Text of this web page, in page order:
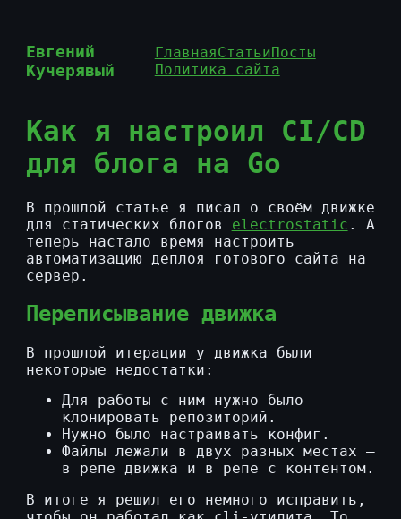
Евгений
Кучерявый
ГлавнаяСтатьиПосты
Политика сайта
Как я настроил CI/CD
для блога на Go
В прошлой статье я писал о своём движке
для статических блогов electrostatic . А
теперь настало время настроить
автоматизацию деплоя готового сайта на
сервер.
Переписывание движка
В прошлой итерации у движка были
некоторые недостатки:
Для работы с ним нужно было
клонировать репозиторий.
Нужно было настраивать конфиг.
Файлы лежали в двух разных местах —
в репе движка и в репе с контентом.
В итоге я решил его немного исправить,